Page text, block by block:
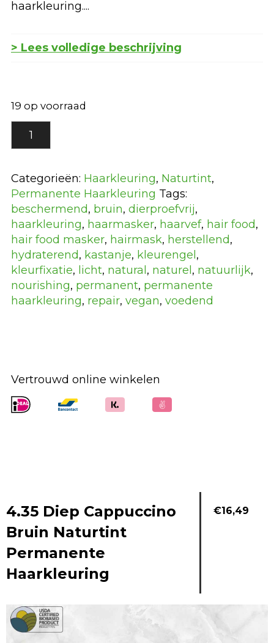
haarkleuring....
> Lees volledige beschrijving
19 op voorraad
4.35
Diep
Bruin
Naturtint
Permanente
Haarkleuring
aantal
Categorieën: Haarkleuring, Naturtint,
Permanente Haarkleuring Tags:
beschermend, bruin, dierproefvrij,
haarkleuring, haarmasker, haarvef, hair food,
hair food masker, hairmask, herstellend,
hydraterend, kastanje, kleurengel ,
kleurfixatie, licht, natural , naturel , natuurlijk,
nourishing, permanent, permanente
haarkleuring, repair, vegan, voedend
Vertrouwd online winkelen
4.35 Diep Cappuccino
Bruin Naturtint
Permanente
Haarkleuring
€16,49